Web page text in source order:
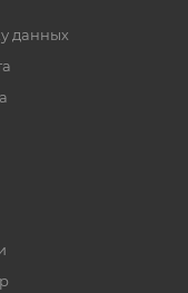
данных